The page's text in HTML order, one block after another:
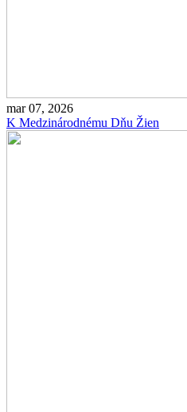
mar 07, 2026
K Medzinárodnému Dňu Žien